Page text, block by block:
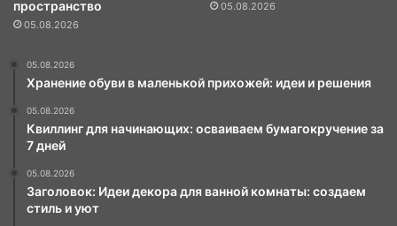
пространство
05.08.2026
05.08.2026
05.08.2026
Хранение обуви в маленькой прихожей: идеи и решения
05.08.2026
Квиллинг для начинающих: осваиваем бумагокручение за
7 дней
05.08.2026
Заголовок: Идеи декора для ванной комнаты: создаем
стиль и уют